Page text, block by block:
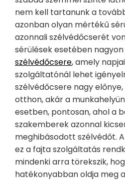
nem kell tartanunk a
azonban olyan mértékű
azonnali szélvédőcserét
sérülések esetében nagyon
szélvédőcsere, amely
szolgáltatónál lehet
szélvédőcsere nagy
otthon, akár a
esetben, pontosan, ahol a
szakemberek azonnal
meghibásodott szélvédőt.
ez a fajta szolgáltatás
mindenki arra törekszik,
hatékonyabban oldja meg